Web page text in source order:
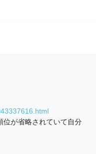
位が省略されていて自分